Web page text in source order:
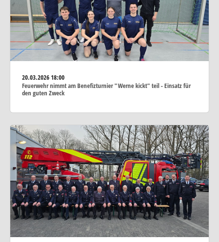
20.03.202618:00
Feuerwehr nimmt am Benefizturnier "Werne kickt" teil - Einsatz für
den guten Zweck